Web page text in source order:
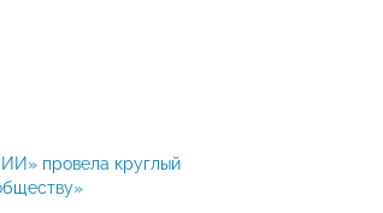
провела круглый